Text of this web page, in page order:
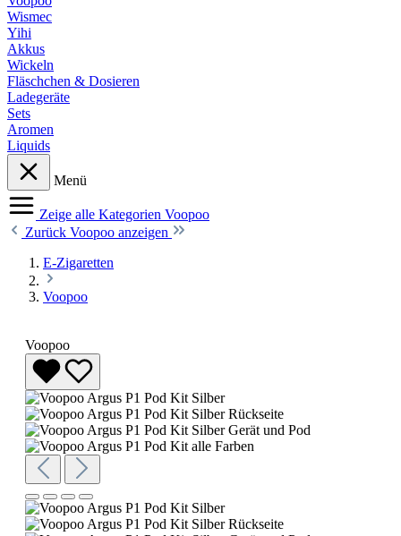
Wismec
Yihi
Akkus
Wickeln
Fläschchen & Dosieren
Ladegeräte
Sets
Aromen
Liquids
Menü
Zeige alle Kategorien Voopoo
Zurück Voopoo anzeigen
E-Zigaretten
Voopoo
Voopoo